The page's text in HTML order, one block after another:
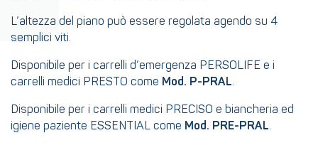
L’altezza del piano può essere regolata agendo su 4
semplici viti.
Disponibile per i carrelli d’emergenza PERSOLIFE e i
carrelli medici PRESTO come Mod. P-PRAL.
Disponibile per i carrelli medici PRECISO e biancheria ed
igiene paziente ESSENTIAL come Mod. PRE-PRAL.